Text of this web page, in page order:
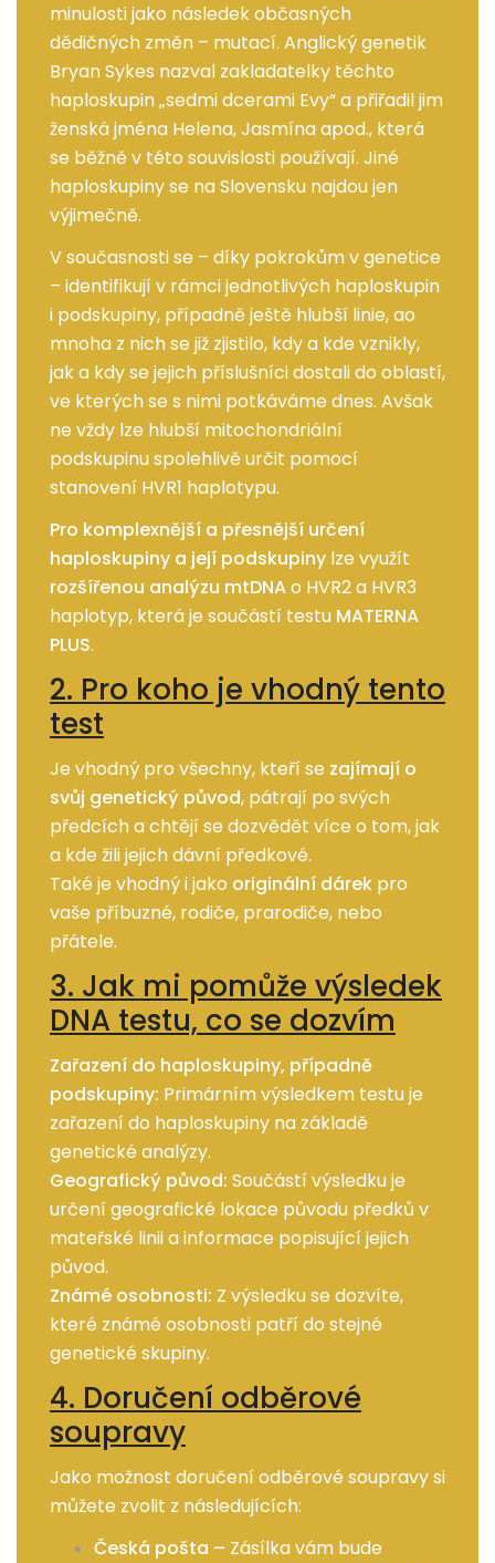
minulosti jako následek občasných
dědičných změn – mutací. Anglický genetik
Bryan Sykes nazval zakladatelky těchto
haploskupin „sedmi dcerami Evy“ a přiřadil jim
ženská jména Helena, Jasmína apod., která
se běžně v této souvislosti používají. Jiné
haploskupiny se na Slovensku najdou jen
výjimečně.
V současnosti se – díky pokrokům v genetice
– identifikují v rámci jednotlivých haploskupin
i podskupiny, případně ještě hlubší linie, ao
mnoha z nich se již zjistilo, kdy a kde vznikly,
jak a kdy se jejich příslušníci dostali do oblastí,
ve kterých se s nimi potkáváme dnes. Avšak
ne vždy lze hlubší mitochondriální
podskupinu spolehlivě určit pomocí
stanovení HVR1 haplotypu.
Pro komplexnější a přesnější určení
haploskupiny a její podskupiny lze využít
rozšířenou analýzu mtDNAo HVR2 a HVR3
haplotyp, která je součástí testu MATERNA
PLUS.
2. Pro koho je vhodný tento
test
Je vhodný pro všechny, kteří se zajímají o
svůj genetický původ, pátrají po svých
předcích a chtějí se dozvědět více o tom, jak
a kde žili jejich dávní předkové.
Také je vhodný i jako originální dárek pro
vaše příbuzné, rodiče, prarodiče, nebo
přátele.
3. Jak mi pomůže výsledek
DNA testu, co se dozvím
Zařazení do haploskupiny, případně
podskupiny: Primárním výsledkem testu je
zařazení do haploskupiny na základě
genetické analýzy.
Geografický původ: Součástí výsledku je
určení geografické lokace původu předků v
mateřské linii a informace popisující jejich
původ.
Známé osobnosti: Z výsledku se dozvíte,
které známé osobnosti patří do stejné
genetické skupiny.
4. Doručení odběrové
soupravy
Jako možnost doručení odběrové soupravy si
můžete zvolit z následujících:
Česká pošta – Zásílka vám bude